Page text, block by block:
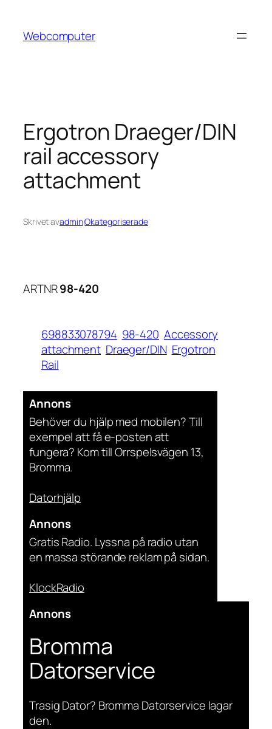
innehåll
Webcomputer
Ergotron Draeger/DIN
rail accessory
attachment
Skrivet avadminiOkategoriserade
ARTNR98-420
698833078794 98-420 Accessory
attachment Draeger/DIN Ergotron
Rail
Annons
Behöver du hjälp med mobilen? Till
exempel att få e-posten att
fungera? Kom till Orrspelsvägen 13,
Bromma.
Datorhjälp
Annons
Gratis Radio. Lyssna på radio utan
en massa störande reklam på sidan.
KlockRadio
Annons
Bromma
Datorservice
Trasig Dator? Bromma Datorservice lagar
den.